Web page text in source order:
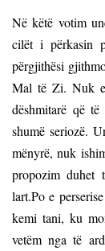
Në këtë votim
cilët i përkasin
përgjithësi
Mal të Zi. Nuk
dëshmitarë që
shumë seriozë.
mënyrë, nuk
propozim duhet
lart.Po e
kemi tani, ku
vetëm nga të